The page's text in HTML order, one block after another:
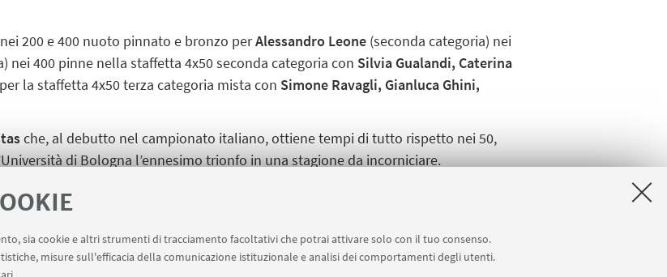
sia cookie e altri strumenti di tracciamento facoltativi che potrai attivare solo con il tuo consenso.
misure sull'efficacia della comunicazione istituzionale e analisi dei comportamenti degli utenti.
200 e 400 nuoto pinnato e bronzo perAlessandro Leone (seconda categoria) nei
nei 400 pinne nella staffetta 4x50 seconda categoria con Silvia Gualandi, Caterina
la staffetta 4x50 terza categoria mista con Simone Ravagli, Gianluca Ghini,
che, al debutto nel campionato italiano, ottiene tempi di tutto rispetto nei 50,
di Bologna l’ennesimo trionfo in una stagione da incorniciare.
Palleschi, Silvia Gualandi, Veronica Arrighi, Marialaura Grasso, Simone
Musolesi, Caterina Andreoli, Lubin Falso, Iana Costas e Alessandro Leone.